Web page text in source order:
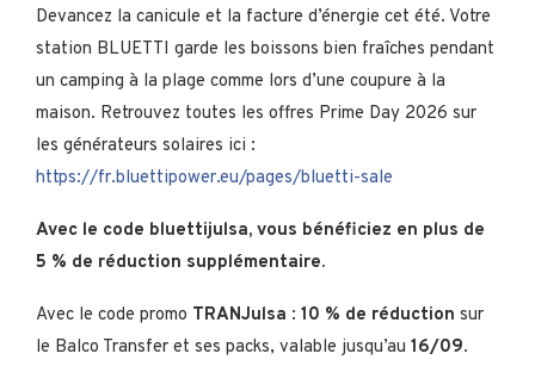
Devancez la canicule et la facture d’énergie cet été. Votre
station BLUETTI garde les boissons bien fraîches pendant
un camping à la plage comme lors d’une coupure à la
maison. Retrouvez toutes les offres Prime Day 2026 sur
les générateurs solaires ici :
https://fr.bluettipower.eu/pages/bluetti-sale
Avec le code bluettijulsa, vous bénéficiez en plus de
5 % de réduction supplémentaire.
Avec le code promo TRANJulsa : 10 % de réduction sur
le Balco Transfer et ses packs, valable jusqu’au 16/09.